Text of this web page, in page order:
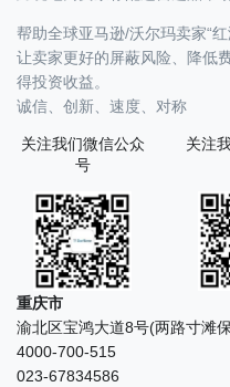
帮助全球亚马逊/沃尔玛卖家“
让卖家更好的屏蔽风险、降低
得投资收益。
诚信、创新、速度、对称
关注我们微信公众
号
关注
重庆市
渝北区宝鸿大道8号(两路寸滩
4000-700-515
023-67834586